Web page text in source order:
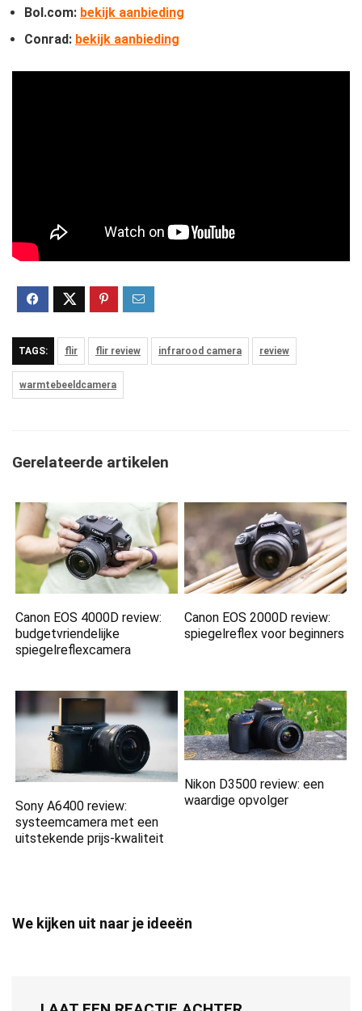
Bol.com: bekijk aanbieding
Conrad: bekijk aanbieding
TAGS: flir flir review infrarood camera review
warmtebeeldcamera
Gerelateerde artikelen
Canon EOS 4000D review:
budgetvriendelijke
spiegelreflexcamera
Canon EOS 2000D review:
spiegelreflex voor beginners
Sony A6400 review:
systeemcamera met een
uitstekende prijs-kwaliteit
Nikon D3500 review: een
waardige opvolger
We kijken uit naar je ideeën